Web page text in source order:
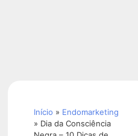
Início » Endomarketing
» Dia da Consciência